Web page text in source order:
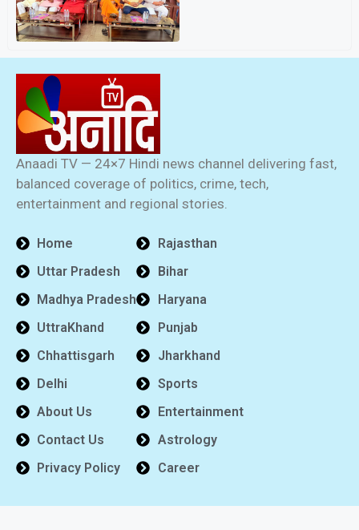
Anaadi TV — 24×7 Hindi news channel delivering fast,
balanced coverage of politics, crime, tech,
entertainment and regional stories.
Home
Uttar Pradesh
Madhya Pradesh
UttraKhand
Chhattisgarh
Delhi
About Us
Contact Us
Privacy Policy
Rajasthan
Bihar
Haryana
Punjab
Jharkhand
Sports
Entertainment
Astrology
Career